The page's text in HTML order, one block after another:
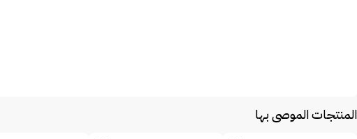
المنتجات الموصى بها